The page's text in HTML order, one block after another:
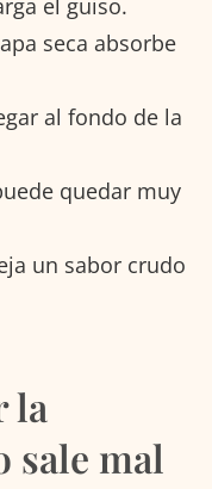
el guiso.
seca absorbe
al fondo de la
quedar muy
un sabor crudo
la
sale mal